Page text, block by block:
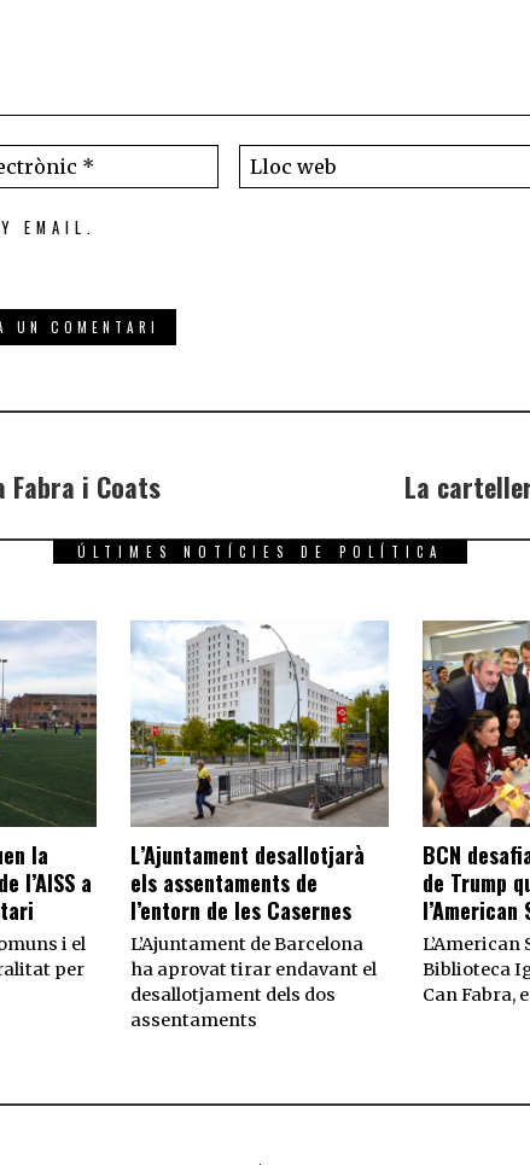
EMAIL.
Fabra i Coats La
ÚLTIMES NOTÍCIES DE POLÍTICA
la
l’AISS a
i el
per
L’Ajuntament desallotjarà
els assentaments de
l’entorn de les Casernes
L’Ajuntament de Barcelona
ha aprovat tirar endavant el
desallotjament dels dos
assentaments
BCN
de Trump
l’American
L’American
Biblioteca
Can Fabra,